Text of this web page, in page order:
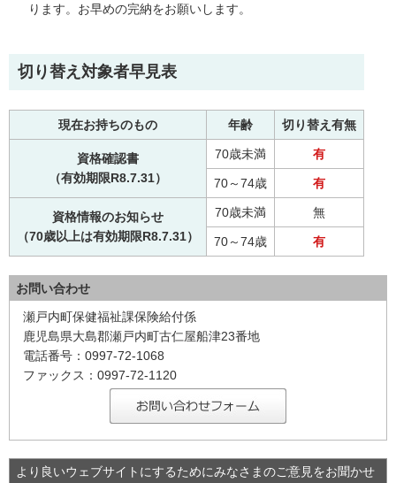
ります。お早めの完納をお願いします。
切り替え対象者早見表
現在お持ちのもの 年齢 切り替え有無
資格確認書
（有効期限R8.7.31）
70歳未満 有
70～74歳 有
資格情報のお知らせ
（70歳以上は有効期限R8.7.31）
70歳未満 無
70～74歳 有
お問い合わせ
瀬戸内町保健福祉課保険給付係
鹿児島県大島郡瀬戸内町古仁屋船津23番地
電話番号：0997-72-1068
ファックス：0997-72-1120
より良いウェブサイトにするためにみなさまのご意見をお聞かせ